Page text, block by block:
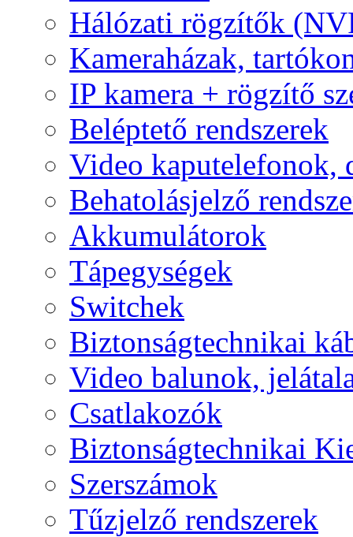
Hálózati rögzítők
Kameraházak,
IP kamera + rögzítő
Beléptető rendszerek
Video kaputelefonok,
Behatolásjelző
Akkumulátorok
Tápegységek
Switchek
Biztonságtechnikai
Video balunok,
Csatlakozók
Biztonságtechnikai
Szerszámok
Tűzjelző rendszerek